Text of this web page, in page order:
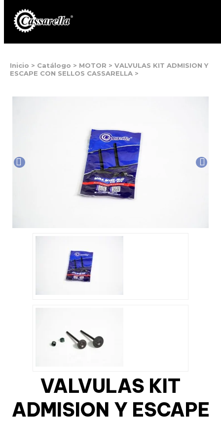
Inicio > Catálogo > MOTOR > VALVULAS KIT ADMISION Y
ESCAPE CON SELLOS CASSARELLA >
VALVULAS KIT
ADMISION Y ESCAPE